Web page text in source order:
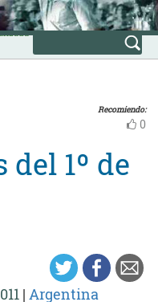
Recomiendo:
0
1º de
| Argentina